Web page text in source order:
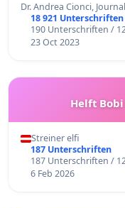
Dr. Andrea Cionci,
18 921 Unterschriften
190 Unterschriften /
23 Oct 2023
Helft
Streiner elfi
187 Unterschriften
187 Unterschriften /
6 Feb 2026